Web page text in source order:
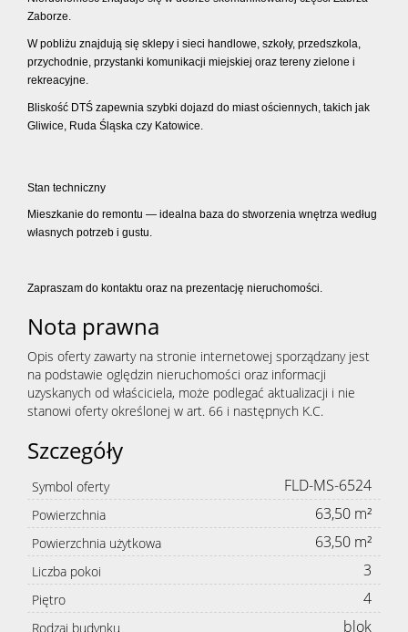
Zaborze.
W pobliżu znajdują się sklepy i sieci handlowe, szkoły, przedszkola,
przychodnie, przystanki komunikacji miejskiej oraz tereny zielone i
rekreacyjne.
Bliskość DTŚ zapewnia szybki dojazd do miast ościennych, takich jak
Gliwice, Ruda Śląska czy Katowice.
Stan techniczny
Mieszkanie do remontu — idealna baza do stworzenia wnętrza według
własnych potrzeb i gustu.
Zapraszam do kontaktu oraz na prezentację nieruchomości.
Nota prawna
Opis oferty zawarty na stronie internetowej sporządzany jest
na podstawie oględzin nieruchomości oraz informacji
uzyskanych od właściciela, może podlegać aktualizacji i nie
stanowi oferty określonej w art. 66 i następnych K.C.
Szczegóły
Symbol oferty FLD-MS-6524
Powierzchnia 63,50 m²
Powierzchnia użytkowa 63,50 m²
Liczba pokoi 3
Piętro 4
Rodzaj budynku blok